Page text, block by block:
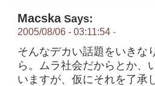
MacskaSays:
2005/08/06 - 03:11:54 -
そんなデカい話題をいきな
ら。ムラ社会だからとか、
いますが、仮にそれを了承